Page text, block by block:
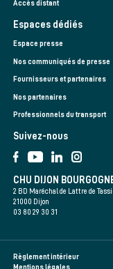
Accès distant
Espaces dédiés
Espace presse
Nos communiqués de presse
Fournisseurs et partenaires
Nos partenaires
Professionnels du transport
Suivez-nous
CHU DIJON
2 BD Maréchal de Lattre de
21000 Dijon
03 80 29 30 31
Règlement intérieur
Mentions légales